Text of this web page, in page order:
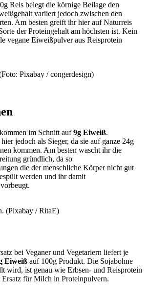
Reis belegt die körnige Beilage den
variiert jedoch zwischen den
Am besten greift ihr hier auf Naturreis
der Proteingehalt am höchsten ist. Kein
vegane Eiweißpulver aus Reisprotein
Pixabay / congerdesign)
im Schnitt auf9g Eiweiß.
jedoch als Sieger, da sie auf ganze 24g
kommen. Am besten wascht ihr die
gründlich, da so
die der menschliche Körper nicht gut
werden und ihr damit
(Pixabay / RitaE)
bei Veganer und Vegetariern liefert je
Eiweiß auf 100g Produkt. Die Sojabohne
wird, ist genau wie Erbsen- und Reisprotein
Ersatz für Milch in Proteinpulvern.